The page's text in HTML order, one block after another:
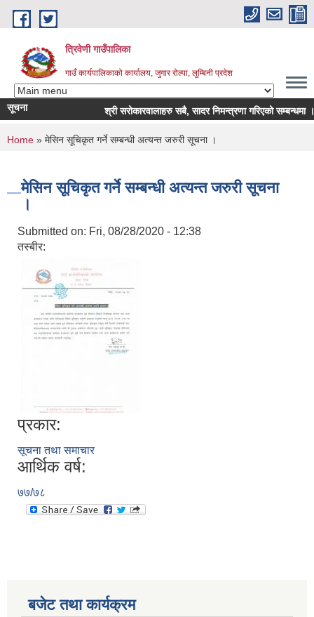
Skip to main content
त्रिवेणी गाउँपालिका
गाउँ कार्यपालिकाको कार्यालय, जुगार रोल्पा, लुम्बिनी प्रदेश
सूचना श्री सरोकारवालाहरु सबै, सादर निमन्त्रणा गरिएको सम्बन्धमा ।
You are here
Home » मेसिन सूचिकृत गर्ने सम्बन्धी अत्यन्त जरुरी सूचना ।
मेसिन सूचिकृत गर्ने सम्बन्धी अत्यन्त जरुरी सूचना
।
Submitted on: Fri, 08/28/2020 - 12:38
तस्बीर:
प्रकार:
सूचना तथा समाचार
आर्थिक वर्ष:
७७/७८
बजेट तथा कार्यक्रम